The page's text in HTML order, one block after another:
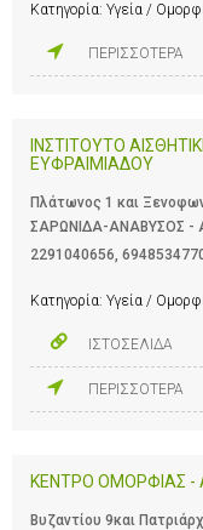
Κατηγορία: Υγεία /
ΠΕΡΙΣΣΟΤΕΡΑ
ΙΝΣΤΙΤΟΥΤΟ
ΕΥΦΡΑΙΜΙΑΔΟΥ
Πλάτωνος 1 και
ΣΑΡΩΝΙΔΑ-ΑΝΑΒΥΣΟΣ -
2291040656,
Κατηγορία: Υγεία /
ΙΣΤΟΣΕΛΙΔΑ
ΠΕΡΙΣΣΟΤΕΡΑ
ΚΕΝΤΡΟ ΟΜΟΡΦΙΑΣ -
Βυζαντίου 9και